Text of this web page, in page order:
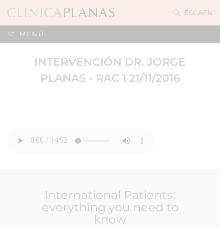
ESCAEN
MENÚ
INTERVENCIÓN DR. JORGE
PLANAS - RAC 1 21/11/2016
International Patients:
everything you need to
know